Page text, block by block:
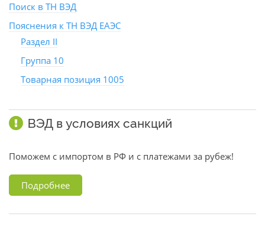
Поиск в ТН ВЭД
Пояснения к ТН ВЭД ЕАЭС
Раздел II
Группа 10
Товарная позиция 1005
ВЭД в условиях санкций
Поможем с импортом в РФ и с платежами за рубеж!
Подробнее